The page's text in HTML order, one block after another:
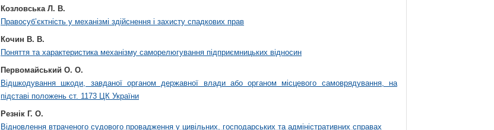
Козловська Л. В.
Правосуб’єктність у механізмі здійснення і захисту спадкових прав
Кочин В. В.
Поняття та характеристика механізму саморелюгування підприємницьких відносин
Первомайський О. О.
Відшкодування шкоди, завданої органом державної влади або органом місцевого самоврядування, на
підставі положень ст. 1173 ЦК України
Резнік Г. О.
Відновлення втраченого судового провадження у цивільних, господарських та адміністративних справах